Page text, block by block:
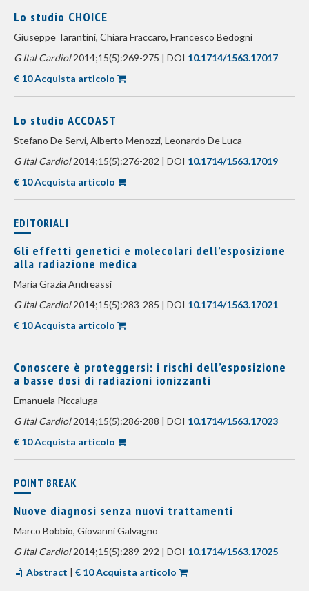
Lo studio CHOICE
Giuseppe Tarantini, Chiara Fraccaro, Francesco Bedogni
G Ital Cardiol2014;15(5):269-275 | DOI 10.1714/1563.17017
€ 10 Acquista articolo
Lo studio ACCOAST
Stefano De Servi, Alberto Menozzi, Leonardo De Luca
G Ital Cardiol2014;15(5):276-282 | DOI 10.1714/1563.17019
€ 10 Acquista articolo
EDITORIALI
Gli effetti genetici e molecolari dell’esposizione
alla radiazione medica
Maria Grazia Andreassi
G Ital Cardiol2014;15(5):283-285 | DOI 10.1714/1563.17021
€ 10 Acquista articolo
Conoscere è proteggersi: i rischi dell’esposizione
a basse dosi di radiazioni ionizzanti
Emanuela Piccaluga
G Ital Cardiol2014;15(5):286-288 | DOI 10.1714/1563.17023
€ 10 Acquista articolo
POINT BREAK
Nuove diagnosi senza nuovi trattamenti
Marco Bobbio, Giovanni Galvagno
G Ital Cardiol2014;15(5):289-292 | DOI 10.1714/1563.17025
Abstract | € 10 Acquista articolo